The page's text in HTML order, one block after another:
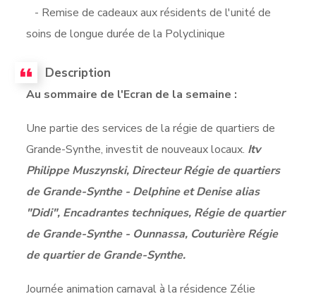
- Remise de cadeaux aux résidents de l'unité de
soins de longue durée de la Polyclinique
Description
Au sommaire de l'Ecran de la semaine :
Une partie des services de la régie de quartiers de
Grande-Synthe, investit de nouveaux locaux. Itv
Philippe Muszynski, Directeur Régie de quartiers
de Grande-Synthe - Delphine et Denise alias
"Didi", Encadrantes techniques, Régie de quartier
de Grande-Synthe - Ounnassa, Couturière Régie
de quartier de Grande-Synthe.
Journée animation carnaval à la résidence Zélie